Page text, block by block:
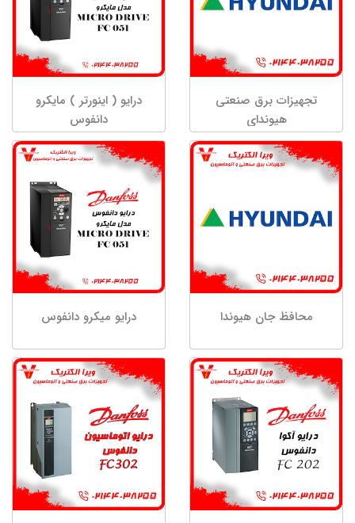
تجهیزات برق صنعتی
هیوندای
درایو ( اینورتر ) مایکرو
دانفوس
محافظ جان هیوندا درایو میکرو دانفوس